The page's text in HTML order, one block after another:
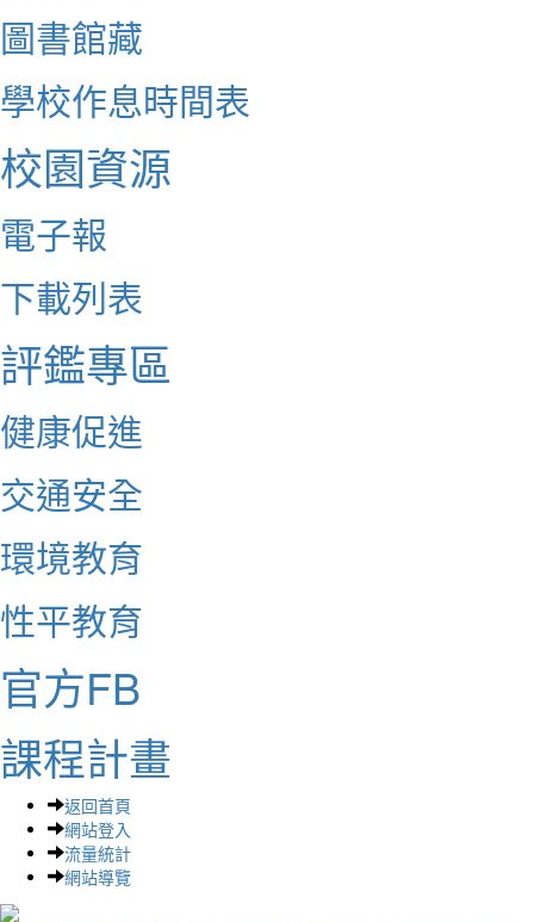
圖書館藏
學校作息時間表
校園資源
電子報
下載列表
評鑑專區
健康促進
交通安全
環境教育
性平教育
官方FB
課程計畫
返回首頁
網站登入
流量統計
網站導覽